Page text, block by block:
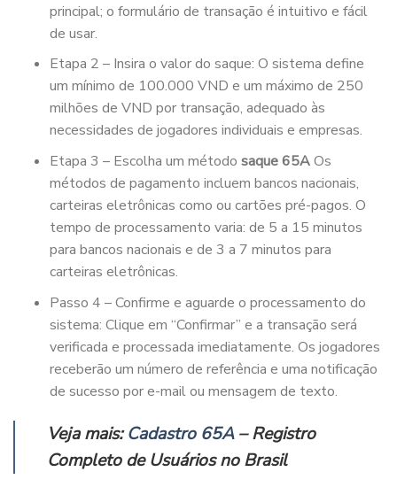
principal; o formulário de transação é intuitivo e fácil
de usar.
Etapa 2 – Insira o valor do saque: O sistema define
um mínimo de 100.000 VND e um máximo de 250
milhões de VND por transação, adequado às
necessidades de jogadores individuais e empresas.
Etapa 3 – Escolha um método saque 65AOs
métodos de pagamento incluem bancos nacionais,
carteiras eletrônicas como ou cartões pré-pagos. O
tempo de processamento varia: de 5 a 15 minutos
para bancos nacionais e de 3 a 7 minutos para
carteiras eletrônicas.
Passo 4 – Confirme e aguarde o processamento do
sistema: Clique em “Confirmar” e a transação será
verificada e processada imediatamente. Os jogadores
receberão um número de referência e uma notificação
de sucesso por e-mail ou mensagem de texto.
Veja mais:Cadastro 65A– Registro
Completo de Usuários no Brasil